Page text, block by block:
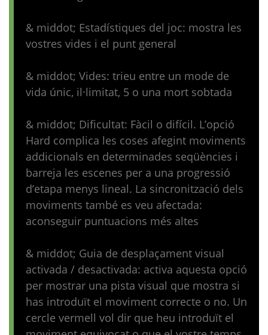
& middot; Estadístiques del joc: mostra les
vostres vides i el punt general
& middot; Vides: trieu entre un mode de
vida únic, il·limitat, 5 o una mort sobtada
& middot; Dificultat: Fàcil o difícil. L’opció
Hard complica les coses afegint moviments
addicionals en determinades seqüències i
barreja les escenes per a una progressió
d’etapa menys lineal. La sincronització dels
moviments també es veu afectada:
aconseguir puntuacions més altes
& middot; Guia de desplaçament visual
activada / desactivada: activa aquesta opció
per mostrar una pista visual que mostra si
has introduït el moviment correcte o no. Un
cercle vermell vol dir que heu introduït el